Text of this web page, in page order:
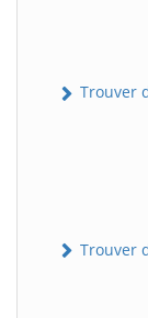
Trouver
Trouver